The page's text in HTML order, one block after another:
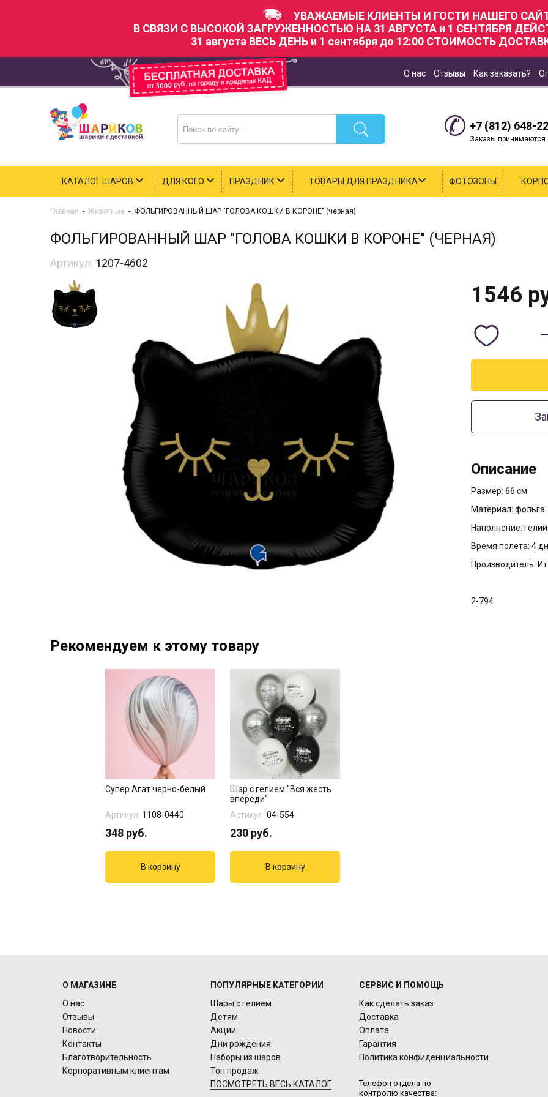
УВАЖАЕМЫЕ КЛИЕНТЫ И ГОСТИ НАШЕГО
В СВЯЗИ С ВЫСОКОЙ ЗАГРУЖЕННОСТЬЮ НА 31 АВГУСТА и 1 СЕНТЯБРЯ
31 августа ВЕСЬ ДЕНЬ и 1 сентября до 12:00 СТОИМОСТЬ
О нас Отзывы Как заказать?
+7 (812) 648-
Заказы принимаются
КАТАЛОГ ШАРОВ ДЛЯ КОГО ПРАЗДНИК ТОВАРЫ ДЛЯ ПРАЗДНИКА ФОТОЗОНЫ
Главная - Животные - ФОЛЬГИРОВАННЫЙ ШАР "ГОЛОВА КОШКИ В КОРОНЕ" (черная)
ФОЛЬГИРОВАННЫЙ ШАР "ГОЛОВА КОШКИ В КОРОНЕ" (ЧЕРНАЯ)
Артикул: 1207-4602
1546
Описание
Размер: 66 см
Материал: фольга
Наполнение: гелий
Время полета: 4
Производитель:
2-794
Рекомендуем к этому товару
Супер Агат черно-белый
Артикул: 1108-0440
348 руб.
Шар с гелием "Вся жесть
впереди"
Артикул: 04-554
230 руб.
О МАГАЗИНЕ
О нас
Отзывы
Новости
Контакты
Благотворительность
Корпоративным клиентам
ПОПУЛЯРНЫЕ КАТЕГОРИИ
Шары с гелием
Детям
Акции
Дни рождения
Наборы из шаров
Топ продаж
ПОСМОТРЕТЬ ВЕСЬ КАТАЛОГ
СЕРВИС И ПОМОЩЬ
Как сделать заказ
Доставка
Оплата
Гарантия
Политика конфиденциальности
Телефон отдела по
контролю качества: